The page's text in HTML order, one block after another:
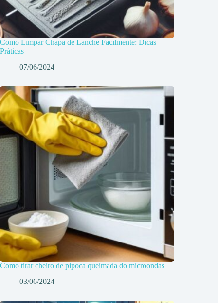
Como Limpar Chapa de Lanche Facilmente: Dicas
Práticas
07/06/2024
Como tirar cheiro de pipoca queimada do microondas
03/06/2024